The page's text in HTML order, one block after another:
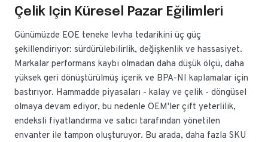
Çelik Için Küresel Pazar Eğilimleri
Günümüzde EOE teneke levha tedarikini üç güç
şekillendiriyor: sürdürülebilirlik, değişkenlik ve hassasiyet.
Markalar performans kaybı olmadan daha düşük ölçü, daha
yüksek geri dönüştürülmüş içerik ve BPA-NI kaplamalar için
bastırıyor. Hammadde piyasaları - kalay ve çelik - döngüsel
olmaya devam ediyor, bu nedenle OEM'ler çift yeterlilik,
endeksli fiyatlandırma ve satıcı tarafından yönetilen
envanter ile tampon oluşturuyor. Bu arada, daha fazla SKU